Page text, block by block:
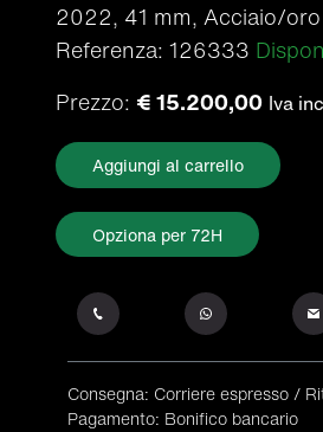
2022, 41 mm, Acciaio/
Referenza: 126333
Prezzo: € 15.200,00 Iva
Aggiungi al carrello
Opziona per 72H
Consegna: Corriere espresso /
Pagamento: Bonifico bancario